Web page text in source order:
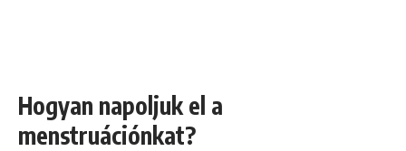
Hogyan napoljuk el a
menstruációnkat?